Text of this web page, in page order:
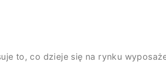
to, co dzieje się na rynku